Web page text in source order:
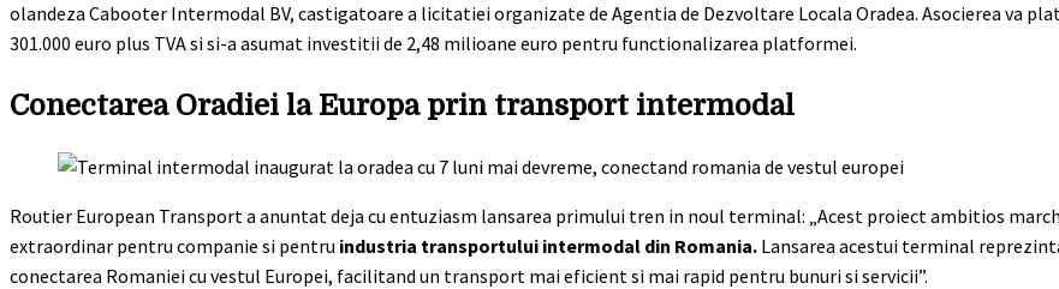
olandeza Cabooter Intermodal BV, castigatoare a licitatiei organizate de Agentia de Dezvoltare Locala Oradea. Asocierea va
301.000 euro plus TVA si si-a asumat investitii de 2,48 milioane euro pentru functionalizarea platformei.
Conectarea Oradiei la Europa prin transport intermodal
Routier European Transport a anuntat deja cu entuziasm lansarea primului tren in noul terminal: „Acest proiect ambitios
extraordinar pentru companie si pentru industria transportului intermodal din Romania. Lansarea acestui terminal
conectarea Romaniei cu vestul Europei, facilitand un transport mai eficient si mai rapid pentru bunuri si servicii”.